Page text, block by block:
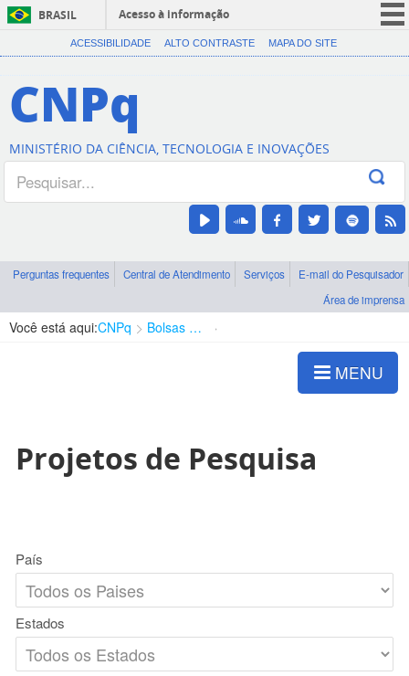
BRASIL
Acesso à informação
CORONAVÍRUS (COVID-19)
Canais
ACESSIBILIDADE ALTO CONTRASTE MAPA DO SITE
CNPq
MINISTÉRIO DA CIÊNCIA, TECNOLOGIA E INOVAÇÕES
Perguntas frequentes Central de Atendimento Serviços
E-mail do Pesquisador
Área de imprensa
Você está aqui:CNPq Bolsas e Auxílios Vigentes
MENU
Projetos de Pesquisa
País
Estados